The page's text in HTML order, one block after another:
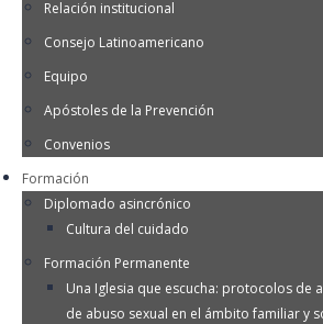
Relación institucional
Consejo Latinoamericano
Equipo
Apóstoles de la Prevención
Convenios
Formación
Diplomado asincrónico
Cultura del cuidado
Formación Permanente
Una Iglesia que escucha: protocolos de
de abuso sexual en el ámbito familiar y